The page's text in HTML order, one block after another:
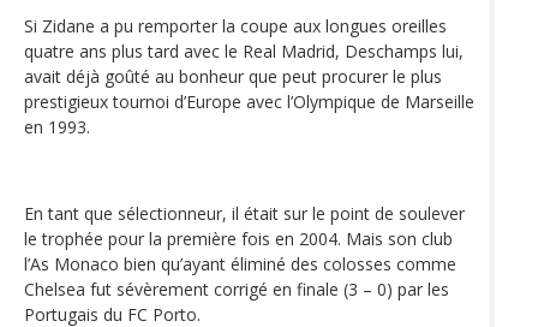
Si Zidane a pu remporter la coupe aux longues oreilles
quatre ans plus tard avec le Real Madrid, Deschamps lui,
avait déjà goûté au bonheur que peut procurer le plus
prestigieux tournoi d’Europe avec l’Olympique de Marseille
en 1993.
En tant que sélectionneur, il était sur le point de soulever
le trophée pour la première fois en 2004. Mais son club
l’As Monaco bien qu’ayant éliminé des colosses comme
Chelsea fut sévèrement corrigé en finale (3 – 0) par les
Portugais du FC Porto.